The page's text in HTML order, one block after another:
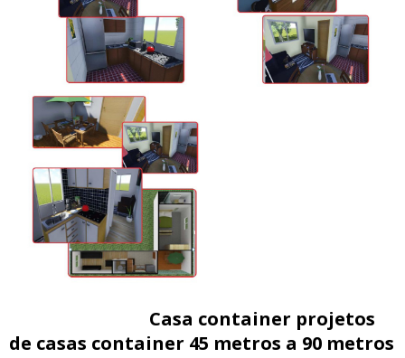
Casa container projetos
de casas container 45 metros a 90 metros